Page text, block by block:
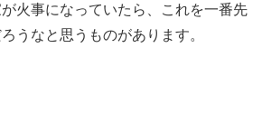
火事になっていたら、これを一番先
うなと思うものがあります。